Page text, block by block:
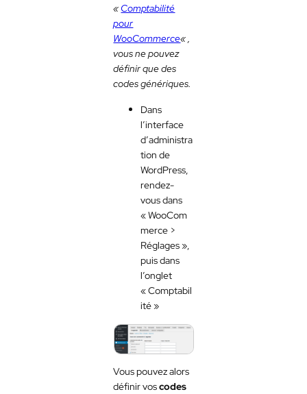
« Comptabilité
pour
WooCommerce« ,
vous ne pouvez
définir que des
codes génériques.
Dans
l’interface
d’administra
tion de
WordPress,
rendez-
vous dans
« WooCom
merce >
Réglages »,
puis dans
l’onglet
« Comptabil
ité »
Vous pouvez alors
définir voscodes